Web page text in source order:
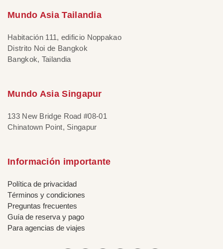
Mundo Asia Tailandia
Habitación 111, edificio Noppakao
Distrito Noi de Bangkok
Bangkok, Tailandia
Mundo Asia Singapur
133 New Bridge Road #08-01
Chinatown Point, Singapur
Información importante
Política de privacidad
Términos y condiciones
Preguntas frecuentes
Guía de reserva y pago
Para agencias de viajes